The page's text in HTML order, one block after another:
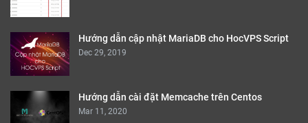
Hướng dẫn cập nhật MariaDB cho HocVPS Script
Dec 29, 2019
Hướng dẫn cài đặt Memcache trên Centos
Mar 11, 2020